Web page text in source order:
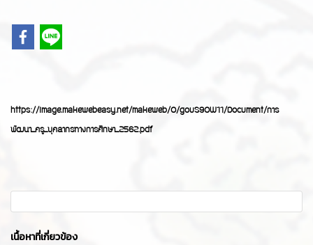
https://image.makewebeasy.net/makeweb/0/gouS90W11/Document/การ
พัฒนา_ครู_บุคลากรทางการศึกษา_2562.pdf
เนื้อหาที่เกี่ยวข้อง